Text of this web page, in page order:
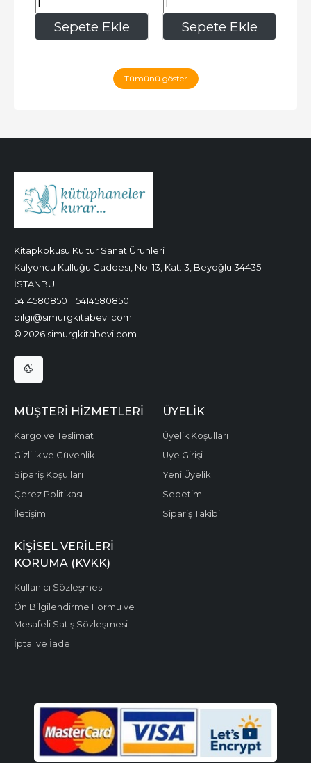
Sepete Ekle
245,00 Sepete Ekle
259,00
Tümünü göster
Kitapkokusu Kültür Sanat Ürünleri
Kalyoncu Kulluğu Caddesi, No: 13, Kat: 3, Beyoğlu 34435
İSTANBUL
5414580850
5414580850
bilgi@simurgkitabevi.com
© 2026 simurgkitabevi.com
MÜŞTERI HIZMETLERI
Kargo ve Teslimat
Gizlilik ve Güvenlik
Sipariş Koşulları
Çerez Politikası
İletişim
ÜYELIK
Üyelik Koşulları
Üye Girişi
Yeni Üyelik
Sepetim
Sipariş Takibi
KIŞISEL VERILERI
KORUMA (KVKK)
Kullanıcı Sözleşmesi
Ön Bilgilendirme Formu ve
Mesafeli Satış Sözleşmesi
İptal ve İade